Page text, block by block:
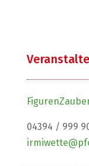
04394 / 999